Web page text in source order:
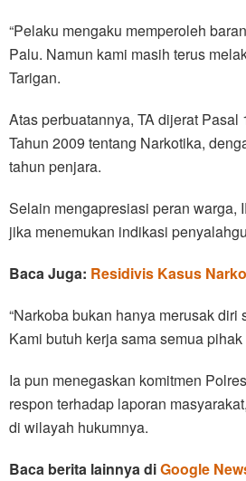
“Pelaku mengaku memperoleh
Palu. Namun kami masih terus
Tarigan.
Atas perbuatannya, TA dijerat
Tahun 2009 tentang Narkotika,
tahun penjara.
Selain mengapresiasi peran warga,
jika menemukan indikasi
Baca Juga: Residivis Kasus
“Narkoba bukan hanya merusak
Kami butuh kerja sama semua
Ia pun menegaskan komitmen
respon terhadap laporan
di wilayah hukumnya.
Baca berita lainnya diGoogle